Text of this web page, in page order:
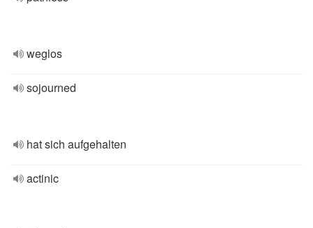
weglos
sojourned
hat sich aufgehalten
actinic